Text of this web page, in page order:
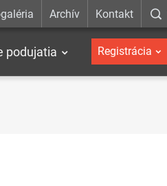
Archív Kontakt
podujatia Registrácia